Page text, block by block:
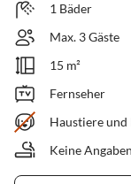
1 Bäder
Max. 3 Gäste
15 m²
Fernseher
Haustiere
Keine